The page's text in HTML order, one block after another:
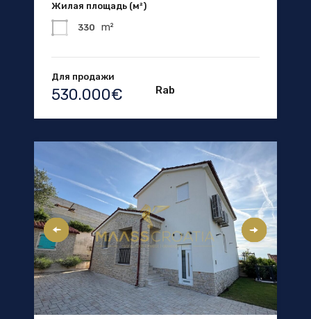
Жилая площадь (м²)
330 m²
Для продажи
530.000€ Rab